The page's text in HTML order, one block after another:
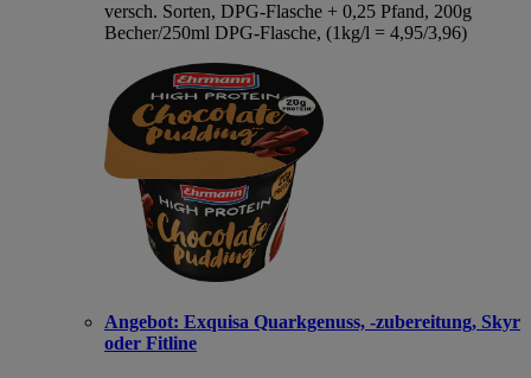
versch. Sorten, DPG-Flasche + 0,25 Pfand, 200g
Becher/250ml DPG-Flasche, (1kg/l = 4,95/3,96)
Angebot: Exquisa Quarkgenuss, -zubereitung, Skyr
oder Fitline